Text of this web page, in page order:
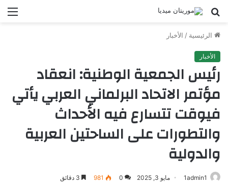
بحث
الرئيسية / الأخبار
الأخبار
رئيس الجمعية الوطنية: انعقاد
مؤتمر الاتحاد البرلماني العربي يأتي
فيوقت تتسارع فيه الأحداث
والتطورات على الساحتين العربية
والدولية
1admin1 مايو 3, 2025 0
981